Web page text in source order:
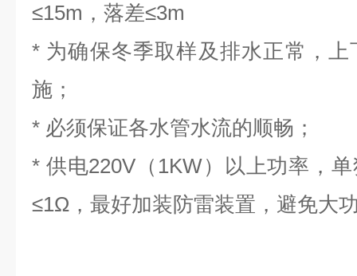
≤15m ，落差≤3m
* 为确保冬季取样及排水正常，
施；
* 必须保证各水管水流的顺畅；
* 供电220V （ 1KW）以上功率，
≤1Ω ，最好加装防雷装置，避免大